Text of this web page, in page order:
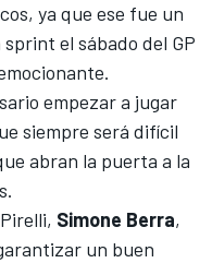
ya que ese fue un
el sábado del GP
empezar a jugar
siempre será difícil
abran la puerta a la
Simone Berra,
un buen